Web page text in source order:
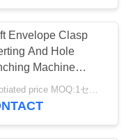
Envelope Clasp
And Hole
Machine
made in china